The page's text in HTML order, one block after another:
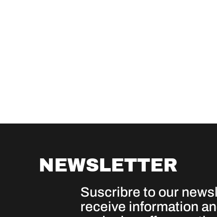
NEWSLETTER
Suscribre to our
receive information